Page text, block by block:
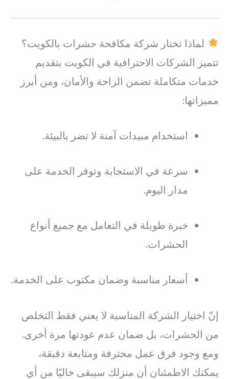
لماذا تختار شركة مكافحة حشرات بالكويت؟
تتميز الشركات الاحترافية في الكويت بتقديم
خدمات متكاملة تضمن الراحة والأمان، ومن أبرز
مميزاتها:
استخدام مبيدات آمنة لا تضر بالبيئة.
سرعة في الاستجابة وتوفر الخدمة على
مدار اليوم.
خبرة طويلة في التعامل مع جميع أنواع
الحشرات.
أسعار مناسبة وضمان مكتوب على الخدمة.
إنّ اختيار الشركة المناسبة لا يعني فقط التخلص
من الحشرات، بل ضمان عدم عودتها مرة أخرى.
ومع وجود فرق عمل محترفة ومتابعة دقيقة،
يمكنك الاطمئنان أن منزلك سيبقى خاليًا من أي